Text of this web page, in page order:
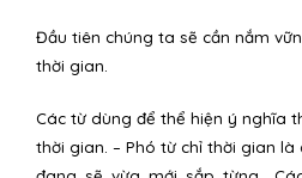
Đầu tiên chúng ta sẽ cần nắm
thời gian.
Các từ dùng để thể hiện ý nghĩa
thời gian. – Phó từ chỉ thời gian là